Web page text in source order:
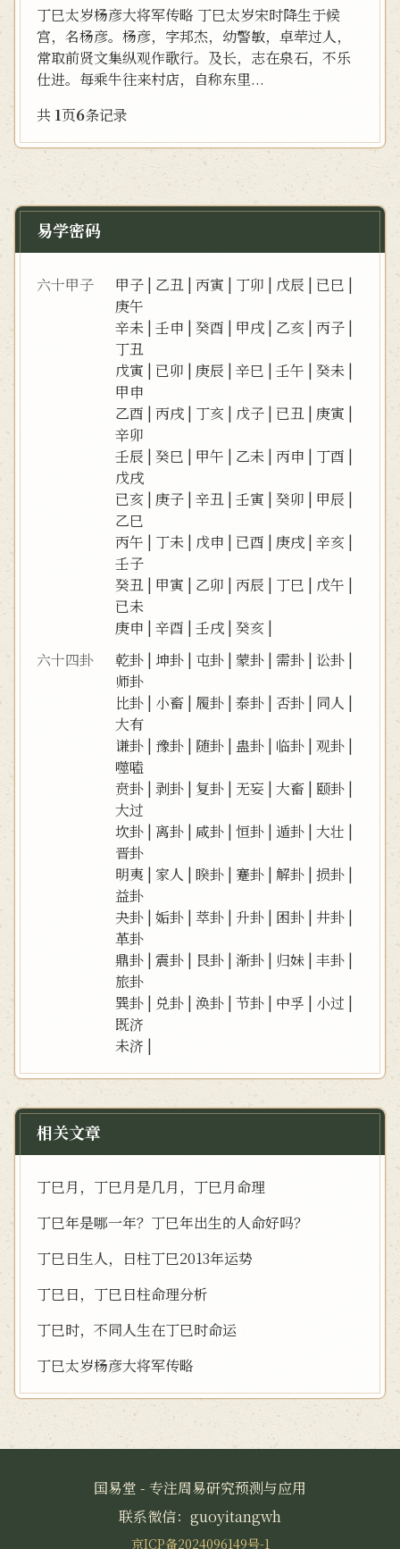
丁巳太岁杨彦大将军传略 丁巳太岁宋时降生于候
宫，名杨彦。杨彦，字邦杰，幼警敏，卓荦过人，
常取前贤文集纵观作歌行。及长，志在泉石，不乐
仕进。每乘牛往来村店，自称东里...
共 1页6条记录
易学密码
六十甲子 甲子 | 乙丑 |丙寅 | 丁卯 | 戊辰 | 已巳 |
庚午
辛未 |壬申 |癸酉 | 甲戌 | 乙亥 |丙子 |
丁丑
戊寅 | 已卯 | 庚辰 |辛巳 |壬午 |癸未 |
甲申
乙酉 |丙戌 | 丁亥 | 戊子 | 已丑 | 庚寅 |
辛卯
壬辰 |癸巳 | 甲午 | 乙未 |丙申 | 丁酉 |
戊戌
已亥 | 庚子 |辛丑 |壬寅 |癸卯 | 甲辰 |
乙巳
丙午 | 丁未 | 戊申 | 已酉 | 庚戌 |辛亥 |
壬子
癸丑 | 甲寅 | 乙卯 |丙辰 | 丁巳 | 戊午 |
已未
庚申 |辛酉 |壬戌 |癸亥 |
六十四卦
乾卦 | 坤卦 | 屯卦 |蒙卦 |需卦 | 讼卦 |
师卦
比卦 | 小畜 | 履卦 |泰卦 | 否卦 | 同人 |
大有
谦卦 |豫卦 | 随卦 | 蛊卦 | 临卦 |观卦 |
噬嗑
贲卦 | 剥卦 | 复卦 | 无妄 |大畜 | 颐卦 |
大过
坎卦 |离卦 | 咸卦 |恒卦 |遁卦 |大壮 |
晋卦
明夷 |家人 |睽卦 | 蹇卦 |解卦 |损卦 |
益卦
夬卦 |姤卦 | 萃卦 |升卦 | 困卦 |井卦 |
革卦
鼎卦 |震卦 | 艮卦 |渐卦 | 归妹 |丰卦 |
旅卦
巽卦 | 兑卦 |涣卦 |节卦 | 中孚 | 小过 |
既济
未济 |
相关文章
丁巳月，丁巳月是几月，丁巳月命理
丁巳年是哪一年？丁巳年出生的人命好吗？
丁巳日生人，日柱丁巳2013年运势
丁巳日，丁巳日柱命理分析
丁巳时，不同人生在丁巳时命运
丁巳太岁杨彦大将军传略
国易堂 - 专注周易研究预测与应用
联系微信：guoyitangwh
京ICP备2024096149号-1